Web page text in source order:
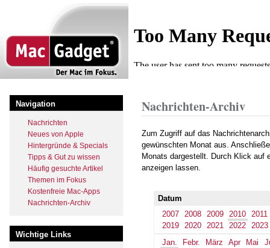
Inhalt
Navigation
Nachrichten
Neues von Apple
Hintergründe & Specials
Tipps & Gut zu wissen
Häufig gesuchte Artikel
Themen im Fokus
Kostenfreie Mac-Apps
Nachrichten-Archiv
Wichtige Links
Nachrichten-Archiv
Zum Zugriff auf das
gewünschten Monat aus.
Monats dargestellt. Durch Klick auf
anzeigen lassen.
Datum
2007
2008 2009 2010
2011
2019
2020 2021 2022
2023
Jan.
Febr. März Apr Mai